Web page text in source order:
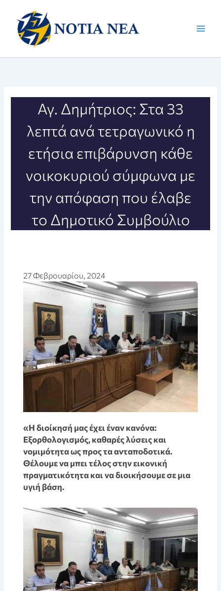
περιεχόμενο
Αγ. Δημήτριος: Στα 33
λεπτά ανά τετραγωνικό η
ετήσια επιβάρυνση κάθε
νοικοκυριού σύμφωνα με
την απόφαση που έλαβε
το Δημοτικό Συμβούλιο
27 Φεβρουαρίου, 2024
«Η διοίκησή μας έχει έναν κανόνα:
Εξορθολογισμός, καθαρές λύσεις και
νομιμότητα ως προς τα ανταποδοτικά.
Θέλουμε να μπει τέλος στην εικονική
πραγματικότητα και να διοικήσουμε σε μια
υγιή βάση.